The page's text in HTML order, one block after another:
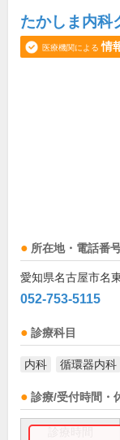
たかしま内科
医療機関による 情
所在地・電話番
愛知県名古屋市名
052-753-5115
診療科目
内科 循環器内科
診療/受付時間・